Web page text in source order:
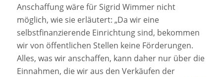
Anschaffung wäre für Sigrid Wimmer nicht
möglich, wie sie erläutert: „Da wir eine
selbstfinanzierende Einrichtung sind, bekommen
wir von öffentlichen Stellen keine Förderungen.
Alles, was wir anschaffen, kann daher nur über die
Einnahmen, die wir aus den Verkäufen der